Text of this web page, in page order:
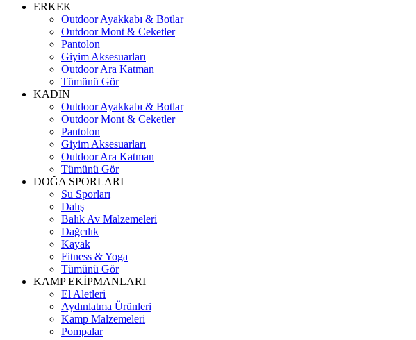
ERKEK
Outdoor Ayakkabı & Botlar
Outdoor Mont & Ceketler
Pantolon
Giyim Aksesuarları
Outdoor Ara Katman
Tümünü Gör
KADIN
Outdoor Ayakkabı & Botlar
Outdoor Mont & Ceketler
Pantolon
Giyim Aksesuarları
Outdoor Ara Katman
Tümünü Gör
DOĞA SPORLARI
Su Sporları
Dalış
Balık Av Malzemeleri
Dağcılık
Kayak
Fitness & Yoga
Tümünü Gör
KAMP EKİPMANLARI
El Aletleri
Aydınlatma Ürünleri
Kamp Malzemeleri
Pompalar